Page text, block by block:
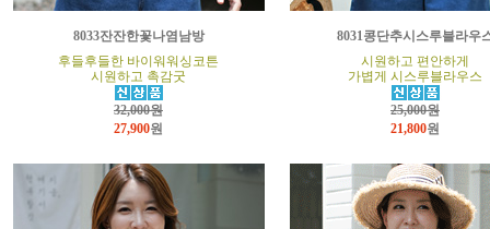
8033잔잔한꽃나염남방
후들후들한 바이워워싱코튼
시원하고 촉감굿
32,000원
27,900원
8031콩단추시스루블라우
시원하고 편안하게
가볍게 시스루블라우스
25,000원
21,800원